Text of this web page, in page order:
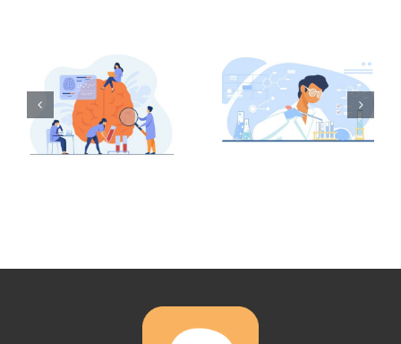
le crédit
innovation
(CII) ?
le crédit
d’impôt
recherche ?